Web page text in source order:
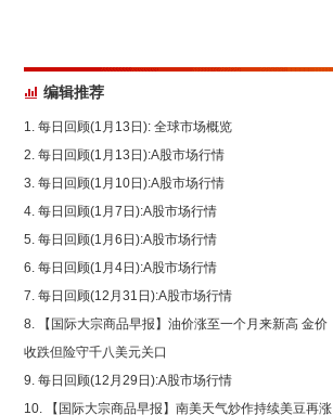
编辑推荐
每日回顾(1月13日): 全球市场概览
每日回顾(1月13日):A股市场行情
每日回顾(1月10日):A股市场行情
每日回顾(1月7日):A股市场行情
每日回顾(1月6日):A股市场行情
每日回顾(1月4日):A股市场行情
每日回顾(12月31日):A股市场行情
【国际大宗商品早报】油价涨至一个月来新高 金价
收跌但险守千八美元关口
每日回顾(12月29日):A股市场行情
【国际大宗商品早报】南美天气炒作持续美豆再涨